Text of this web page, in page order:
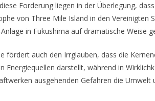
Forderung liegen in der Überlegung,
von Three Mile Island in den Vereinigten
in Fukushima auf dramatische Weise
fördert auch den Irrglauben, dass die
Energiequellen darstellt, während in
ausgehenden Gefahren die